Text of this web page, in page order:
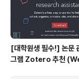
[대학원생 필수!] 논문
그램 Zotero 추천